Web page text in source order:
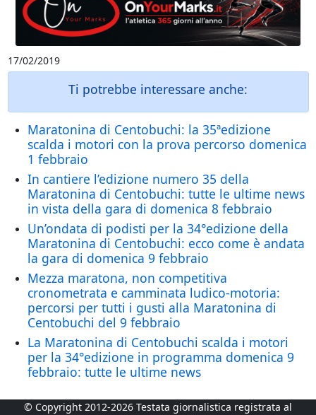
17/02/2019
Ti potrebbe interessare anche:
Maratonina di Centobuchi: la 35ªedizione
scalda i motori con la prova percorso domenica
1 febbraio
In cantiere l’edizione numero 35 della
Maratonina di Centobuchi: tutte le ultime news
in vista della gara di domenica 8 febbraio
Un’ondata di podisti per la 34°edizione della
Maratonina di Centobuchi: ecco come è andata
la gara di domenica 9 febbraio
Mezza maratona, non competitiva
cronometrata e camminata ludico-motoria:
percorsi per tutti i gusti alla Maratonina di
Centobuchi del 9 febbraio
La Maratonina di Centobuchi scalda i motori
per la 34°edizione in programma domenica 9
febbraio: tutte le ultime news
© Copyright 2012-2026 Testata giornalistica registrata al